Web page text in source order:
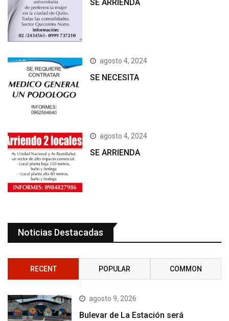
SE ARRIENDA
agosto 4, 2024
SE NECESITA
agosto 4, 2024
SE ARRIENDA
Noticias Destacadas
RECENT POPULAR COMMON
agosto 9, 2026
Bulevar de La Estación será